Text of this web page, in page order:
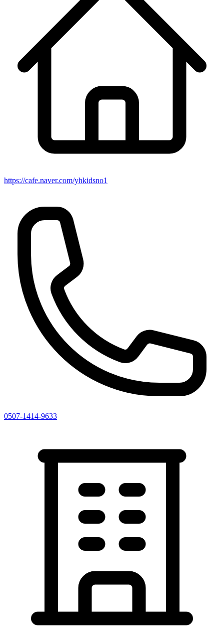
https://cafe.naver.com/yhkidsno1
0507-1414-9633